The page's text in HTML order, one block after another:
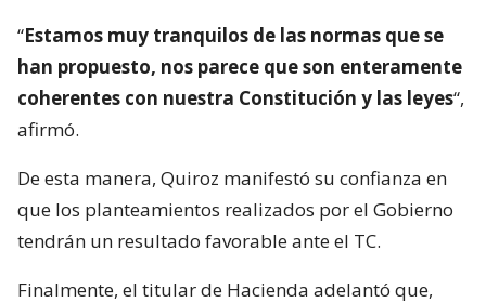
“Estamos muy tranquilos de las normas que se
han propuesto, nos parece que son enteramente
coherentes con nuestra Constitución y las leyes“,
afirmó.
De esta manera, Quiroz manifestó su confianza en
que los planteamientos realizados por el Gobierno
tendrán un resultado favorable ante el TC.
Finalmente, el titular de Hacienda adelantó que,